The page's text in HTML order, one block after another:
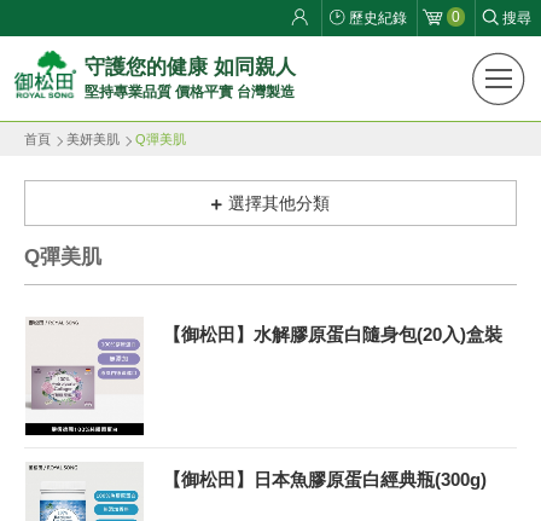
御
松
健
康
生
活
館
ROYAL
SONG
守護您的健康 如同親人
堅持專業品質 價格平實 台灣製造
歷史紀錄 0 搜尋
首頁 美妍美肌 Q彈美肌
選擇其他分類
Q彈美肌
【御松田】水解膠原蛋白隨身包(20入)盒裝
【御松田】日本魚膠原蛋白經典瓶(300g)